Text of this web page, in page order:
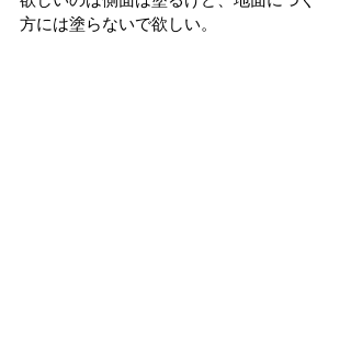
方には塗らないで欲しい。